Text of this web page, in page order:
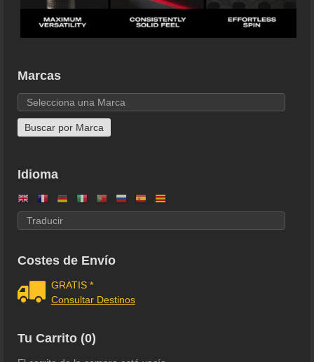
Marcas
Idioma
Costes de Envío
GRATIS *
Consultar Destinos
Tu Carrito (0)